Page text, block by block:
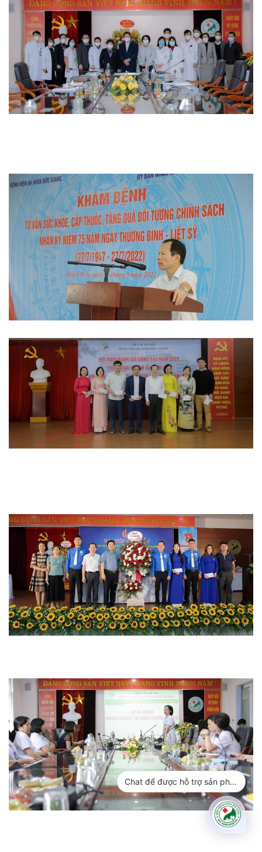
Thi đua khen thưởng
Hoạt động đoàn thể
Hoạt động chuyên môn
Chat để được hỗ trợ sản phẩm